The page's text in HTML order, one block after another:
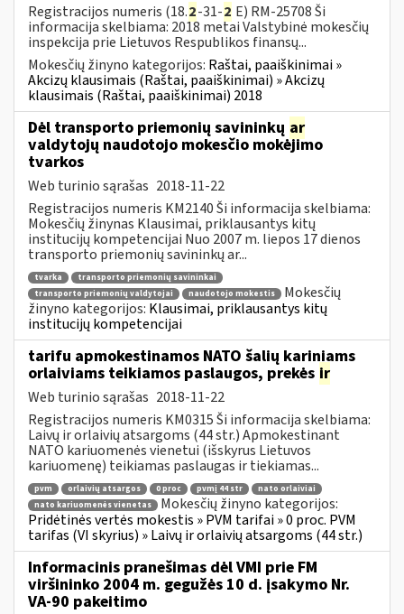
Registracijos numeris (18.2-31-2 E) RM-25708 Ši
informacija skelbiama: 2018 metai Valstybinė mokesčių
inspekcija prie Lietuvos Respublikos finansų...
Mokesčių žinyno kategorijos: Raštai, paaiškinimai »
Akcizų klausimais (Raštai, paaiškinimai) » Akcizų
klausimais (Raštai, paaiškinimai) 2018
Dėl transporto priemonių savininkų ar
valdytojų naudotojo mokesčio mokėjimo
tvarkos
Web turinio sąrašas 2018-11-22
Registracijos numeris KM2140 Ši informacija skelbiama:
Mokesčių žinynas Klausimai, priklausantys kitų
institucijų kompetencijai Nuo 2007 m. liepos 17 dienos
transporto priemonių savininkų ar...
tvarka
transporto priemonių savininkai
transporto priemonių valdytojai
naudotojo mokestis
Mokesčių
žinyno kategorijos: Klausimai, priklausantys kitų
institucijų kompetencijai
tarifu apmokestinamos NATO šalių kariniams
orlaiviams teikiamos paslaugos, prekės ir
Web turinio sąrašas 2018-11-22
Registracijos numeris KM0315 Ši informacija skelbiama:
Laivų ir orlaivių atsargoms (44 str.) Apmokestinant
NATO kariuomenės vienetui (išskyrus Lietuvos
kariuomenę) teikiamas paslaugas ir tiekiamas...
pvm orlaivių atsargos 0 proc pvmį 44 str
nato orlaiviai
nato kariuomenės vienetas
Mokesčių žinyno kategorijos:
Pridėtinės vertės mokestis » PVM tarifai » 0 proc. PVM
tarifas (VI skyrius) » Laivų ir orlaivių atsargoms (44 str.)
Informacinis pranešimas dėl VMI prie FM
viršininko 2004 m. gegužės 10 d. įsakymo Nr.
VA-90 pakeitimo